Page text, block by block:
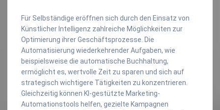
Für Selbständige eröffnen sich durch den Einsatz von
Künstlicher Intelligenz zahlreiche Möglichkeiten zur
Optimierung ihrer Geschäftsprozesse. Die
Automatisierung wiederkehrender Aufgaben, wie
beispielsweise die automatische Buchhaltung,
ermöglicht es, wertvolle Zeit zu sparen und sich auf
strategisch wichtigere Tätigkeiten zu konzentrieren.
Gleichzeitig können KI-gestützte Marketing-
Automationstools helfen, gezielte Kampagnen